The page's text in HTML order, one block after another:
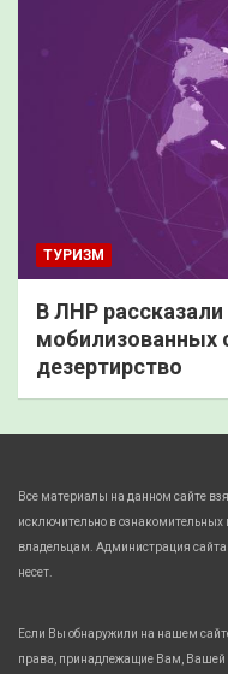
ТУРИЗМ
В ЛНР
мобилизованных
дезертирство
Все материалы на данном сайте
исключительно в
владельцам. Администрация сайта
несет.
Если Вы обнаружили на нашем
права, принадлежащие Вам, Вашей